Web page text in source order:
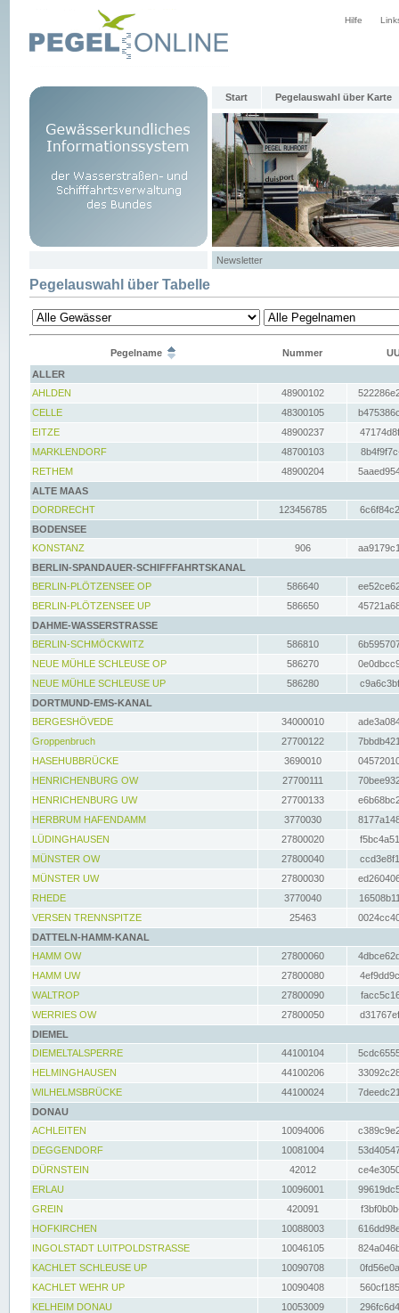
Hilfe
Start Pegelauswahl über Karte
Newsletter
Pegelauswahl über Tabelle
Pegelname Nummer
ALLER
AHLDEN
48900102
CELLE
48300105
EITZE
48900237
MARKLENDORF
48700103
RETHEM
48900204
ALTE MAAS
DORDRECHT
123456785
BODENSEE
KONSTANZ
906
BERLIN-SPANDAUER-SCHIFFFAHRTSKANAL
BERLIN-PLÖTZENSEE OP
586640
BERLIN-PLÖTZENSEE UP
586650
DAHME-WASSERSTRASSE
BERLIN-SCHMÖCKWITZ
586810
NEUE MÜHLE SCHLEUSE OP
586270
NEUE MÜHLE SCHLEUSE UP
586280
DORTMUND-EMS-KANAL
BERGESHÖVEDE
34000010
Groppenbruch
27700122
HASEHUBBRÜCKE
3690010
HENRICHENBURG OW
27700111
HENRICHENBURG UW
27700133
HERBRUM HAFENDAMM
3770030
LÜDINGHAUSEN
27800020
MÜNSTER OW
27800040
MÜNSTER UW
27800030
RHEDE
3770040
VERSEN TRENNSPITZE
25463
DATTELN-HAMM-KANAL
HAMM OW
27800060
HAMM UW
27800080
WALTROP
27800090
WERRIES OW
27800050
DIEMEL
DIEMELTALSPERRE
44100104
HELMINGHAUSEN
44100206
WILHELMSBRÜCKE
44100024
DONAU
ACHLEITEN
10094006
DEGGENDORF
10081004
DÜRNSTEIN
42012
ERLAU
10096001
GREIN
420091
HOFKIRCHEN
10088003
INGOLSTADT LUITPOLDSTRASSE
10046105
KACHLET SCHLEUSE UP
10090708
KACHLET WEHR UP
10090408
KELHEIM DONAU
10053009